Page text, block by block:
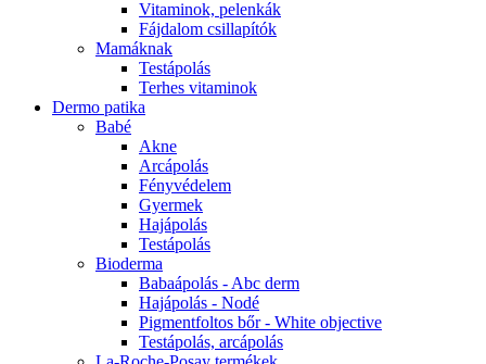
Vitaminok, pelenkák
Fájdalom csillapítók
Mamáknak
Testápolás
Terhes vitaminok
Dermo patika
Babé
Akne
Arcápolás
Fényvédelem
Gyermek
Hajápolás
Testápolás
Bioderma
Babaápolás - Abc derm
Hajápolás - Nodé
Pigmentfoltos bőr - White objective
Testápolás, arcápolás